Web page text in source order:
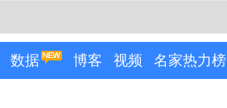
数据 博客 视频 名家热力榜